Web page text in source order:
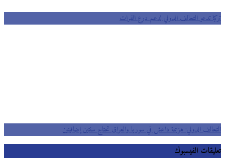
تركيا تدعو التحالف الدولي لدعم درع الفرات
التحالف الدولي: هزيمة داعش في سوريا والعراق تحتاج سنتين إضافيتين
تعليقات الفيسبوك